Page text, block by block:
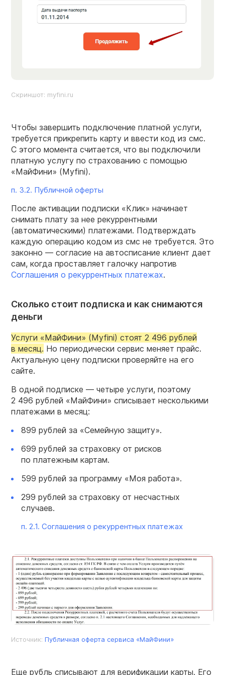
Скриншот: myfini.ru
Чтобы завершить подключение платной услуги,
требуется прикрепить карту и ввести код из смс.
С этого момента считается, что вы подключили
платную услугу по страхованию с помощью
«МайФини» (Myfini).
п. 3.2. Публичной оферты
После активации подписки «Клик» начинает
снимать плату за нее рекуррентными
(автоматическими) платежами. Подтверждать
каждую операцию кодом из смс не требуется. Это
законно — согласие на автосписание клиент дает
сам, когда проставляет галочку напротив
Соглашения о рекуррентных платежах.
Сколько стоит подписка и как снимаются
деньги
Услуги «МайФини» (Myfini) стоят 2 496 рублей
в месяц. Но периодически сервис меняет прайс.
Актуальную цену подписки проверяйте на его
сайте.
В одной подписке — четыре услуги, поэтому
2 496 рублей «МайФини» списывает несколькими
платежами в месяц:
899 рублей за «Семейную защиту».
699 рублей за страховку от рисков
по платежным картам.
599 рублей за программу «Моя работа».
299 рублей за страховку от несчастных
случаев.
п. 2.1. Соглашения о рекуррентных платежах
Источник: Публичная оферта сервиса «МайФини»
Еще рубль списывают для верификации карты. Его